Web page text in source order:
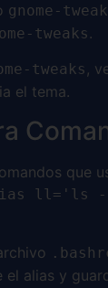
gnome-
tweaks.
tweaks ,
el tema.
que
ll='ls
el alias y